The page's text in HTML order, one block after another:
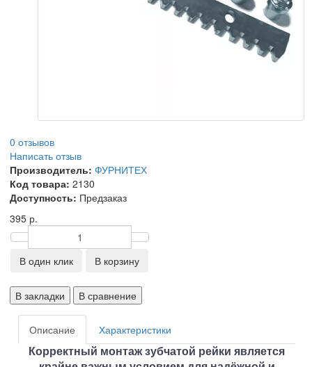
0 отзывов
Написать отзыв
Производитель: ФУРНИТЕХ
Код товара: 2130
Доступность: Предзаказ
395 р.
В один клик В корзину
В закладки В сравнение
Описание Характеристики
Корректный монтаж зубчатой рейки является